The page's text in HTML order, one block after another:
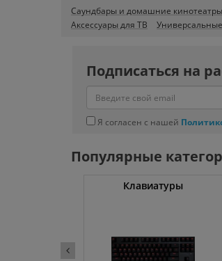
Саундбары и домашние кинотеатры
Аксессуары для ТВ
Подписаться на
Я согласен с нашей
Популярные
Клавиатуры